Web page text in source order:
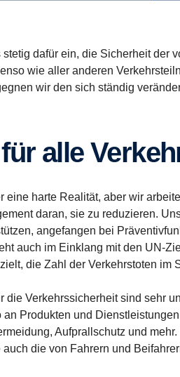
dafür ein, die Sicherheit der
wie aller anderen
wir den sich ständig
für alle
eine harte Realität, aber wir
daran, sie zu reduzieren.
angefangen bei
auch im Einklang mit den UN-
die Zahl der Verkehrstoten im
die Verkehrssicherheit sind sehr
an Produkten und
Aufprallschutz und
die von Fahrern und